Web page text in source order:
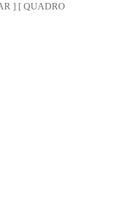
] [ QUADRO